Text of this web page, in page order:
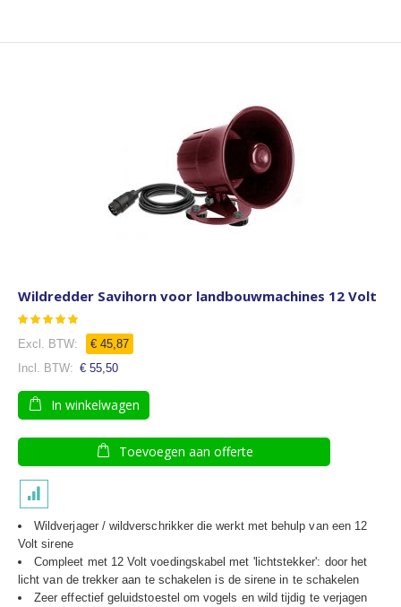
Wildredder Savihorn voor landbouwmachines 12 Volt
Waardering:
97
100
€ 45,87
€ 55,50
In winkelwagen
Toevoegen aan offerte
Wildverjager / wildverschrikker die werkt met behulp van een 12
Volt sirene
Compleet met 12 Volt voedingskabel met 'lichtstekker': door het
licht van de trekker aan te schakelen is de sirene in te schakelen
Zeer effectief geluidstoestel om vogels en wild tijdig te verjagen